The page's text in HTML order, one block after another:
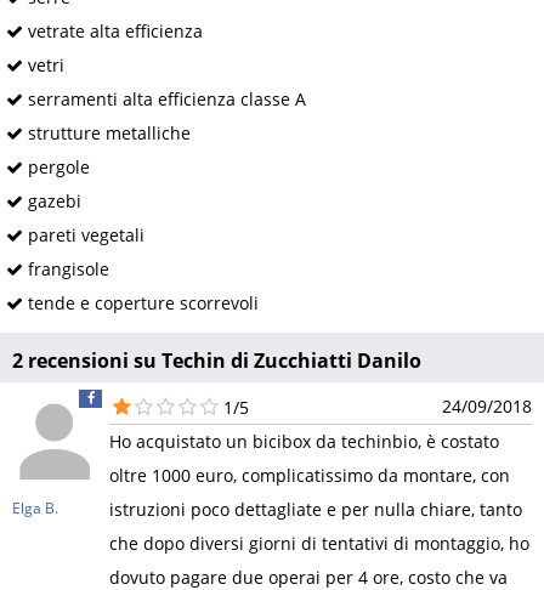
vetrate alta efficienza
vetri
serramenti alta efficienza classe A
strutture metalliche
pergole
gazebi
pareti vegetali
frangisole
tende e coperture scorrevoli
2 recensioni su Techin di Zucchiatti Danilo
Elga B.
1/5
24/09/2018
Ho acquistato un bicibox da techinbio, è costato
oltre 1000 euro, complicatissimo da montare, con
istruzioni poco dettagliate e per nulla chiare, tanto
che dopo diversi giorni di tentativi di montaggio, ho
dovuto pagare due operai per 4 ore, costo che va